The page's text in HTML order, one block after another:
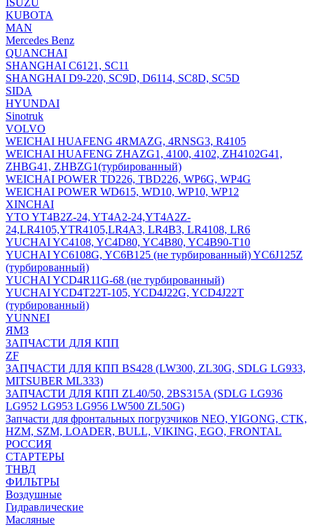
ISUZU
KUBOTA
MAN
Mercedes Benz
QUANCHAI
SHANGHAI C6121, SC11
SHANGHAI D9-220, SC9D, D6114, SC8D, SC5D
SIDA
HYUNDAI
Sinotruk
VOLVO
WEICHAI HUAFENG 4RMAZG, 4RNSG3, R4105
WEICHAI HUAFENG ZHAZG1, 4100, 4102, ZH4102G41,
ZHBG41, ZHBZG1(турбированный)
WEICHAI POWER TD226, TBD226, WP6G, WP4G
WEICHAI POWER WD615, WD10, WP10, WP12
XINCHAI
YTO YT4B2Z-24, YT4A2-24,YT4A2Z-
24,LR4105,YTR4105,LR4A3, LR4B3, LR4108, LR6
YUCHAI YC4108, YC4D80, YC4B80, YC4B90-T10
YUCHAI YC6108G, YC6B125 (не турбированный) YC6J125Z
(турбированный)
YUCHAI YCD4R11G-68 (не турбированный)
YUCHAI YCD4T22T-105, YCD4J22G, YCD4J22T
(турбированный)
YUNNEI
ЯМЗ
ЗАПЧАСТИ ДЛЯ КПП
ZF
ЗАПЧАСТИ ДЛЯ КПП BS428 (LW300, ZL30G, SDLG LG933,
MITSUBER ML333)
ЗАПЧАСТИ ДЛЯ КПП ZL40/50, 2BS315A (SDLG LG936
LG952 LG953 LG956 LW500 ZL50G)
Запчасти для фронтальных погрузчиков NEO, YIGONG, CTK,
HZM, SZM, LOADER, BULL, VIKING, EGO, FRONTAL
РОССИЯ
СТАРТЕРЫ
ТНВД
ФИЛЬТРЫ
Воздушные
Гидравлические
Масляные